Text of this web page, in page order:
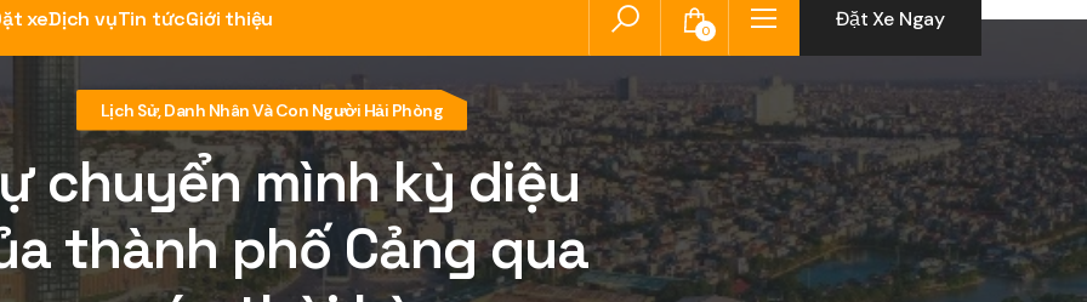
xeDịch vụTin tứcGiới thiệu 0 Đặt Xe Ngay
Lịch Sử, Danh Nhân Và Con Người Hải Phòng
chuyển mình kỳ diệu
thành phố Cảng qua